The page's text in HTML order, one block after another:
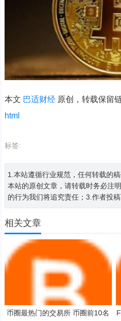
本文 巴适财经原创，转载保留
html
标签:
1.本站遵循行业规范，任何转载的
本站的原创文章，请转载时务必注
的行为我们将追究责任；3.作者投
相关文章
币圈最热门的交易所 币圈前10名